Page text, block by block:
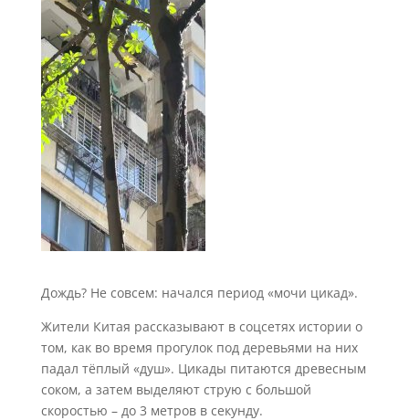
Дождь? Не совсем: начался период «мочи цикад».
Жители Китая рассказывают в соцсетях истории о
том, как во время прогулок под деревьями на них
падал тёплый «душ». Цикады питаются древесным
соком, а затем выделяют струю с большой
скоростью – до 3 метров в секунду.